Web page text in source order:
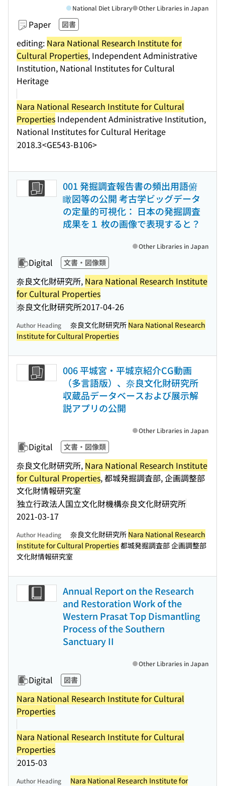
Paper 図書
editing: Nara National Research Institute for
Cultural Properties, Independent Administrative
Institution, National Institutes for Cultural
Heritage
Nara National Research Institute for Cultural
Properties Independent Administrative Institution,
National Institutes for Cultural Heritage
2018.3<GE543-B106>
National Diet Library Other Libraries in Japan
001 発掘調査報告書の頻出用語俯
瞰図等の公開 考古学ビッグデータ
の定量的可視化： 日本の発掘調査
成果を１ 枚の画像で表現すると？
Digital 文書・図像類
奈良文化財研究所, Nara National Research Institute
for Cultural Properties
奈良文化財研究所2017-04-26
Other Libraries in Japan
Author Heading 奈良文化財研究所 Nara National Research
Institute for Cultural Properties
006 平城宮・平城京紹介CG動画
（多言語版）、奈良文化財研究所
収蔵品データベースおよび展示解
説アプリの公開
Digital 文書・図像類
奈良文化財研究所, Nara National Research Institute
for Cultural Properties, 都城発掘調査部, 企画調整部
文化財情報研究室
独立行政法人国立文化財機構奈良文化財研究所
2021-03-17
Other Libraries in Japan
Author Heading 奈良文化財研究所 Nara National Research
Institute for Cultural Properties 都城発掘調査部 企画調整部
文化財情報研究室
Annual Report on the Research
and Restoration Work of the
Western Prasat Top Dismantling
Process of the Southern
Sanctuary II
Digital 図書
Nara National Research Institute for Cultural
Properties
Nara National Research Institute for Cultural
Properties
2015-03
Other Libraries in Japan
Author Heading
Nara National Research Institute for